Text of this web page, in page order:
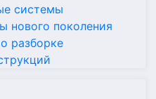
системы
нового поколения
разборке